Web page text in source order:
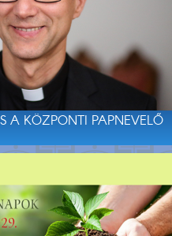
A KÖZPONTI PAPNEVELŐ